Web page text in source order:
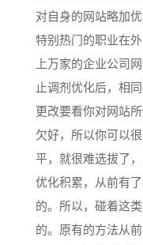
对自身的网站略加
特别热门的职业在
上万家的企业公司
止调剂优化后，相
更改要看你对网站
欠好，所以你可以
平，就很难选拔了
优化积累，从前有
的。所以，碰着这
的。原有的方法从